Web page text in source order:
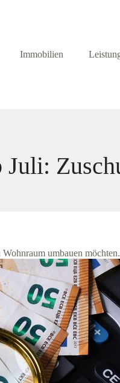
Immobilien
umbauen möchten.